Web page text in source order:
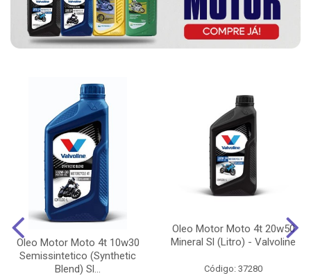
Oleo Motor Moto 4t 10w30
Semissintetico (Synthetic
Blend) Sl...
Oleo Motor Moto 4t 20w50
Mineral Sl (Litro) - Valvoline
Código: 37280